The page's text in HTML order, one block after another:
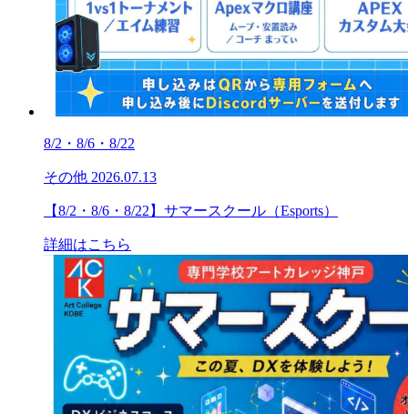
8/2・8/6・8/22
その他 2026.07.13
【8/2・8/6・8/22】サマースクール（Esports）
詳細はこちら